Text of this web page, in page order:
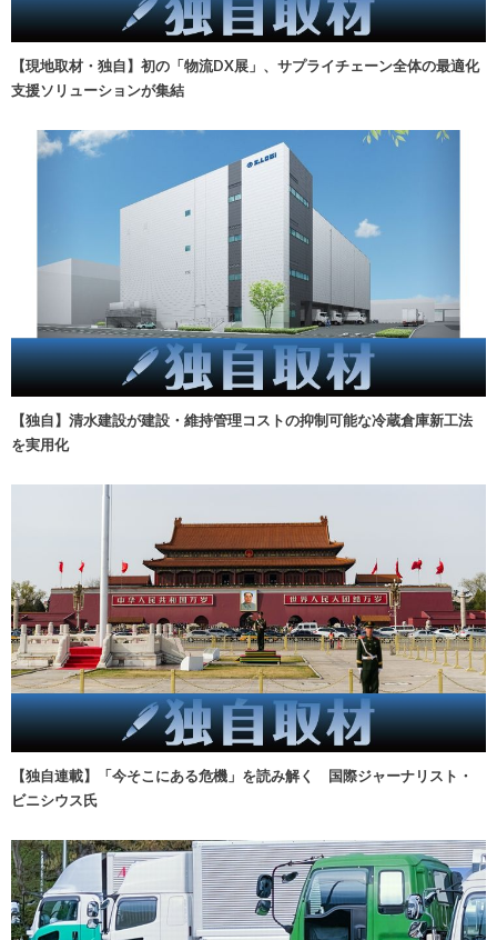
【現地取材・独自】初の「物流DX展」、サプライチェーン全体の最適化
支援ソリューションが集結
【独自】清水建設が建設・維持管理コストの抑制可能な冷蔵倉庫新工法
を実用化
【独自連載】「今そこにある危機」を読み解く 国際ジャーナリスト・
ビニシウス氏